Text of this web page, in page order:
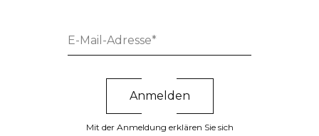
Mit der Anmeldung erklären Sie sich